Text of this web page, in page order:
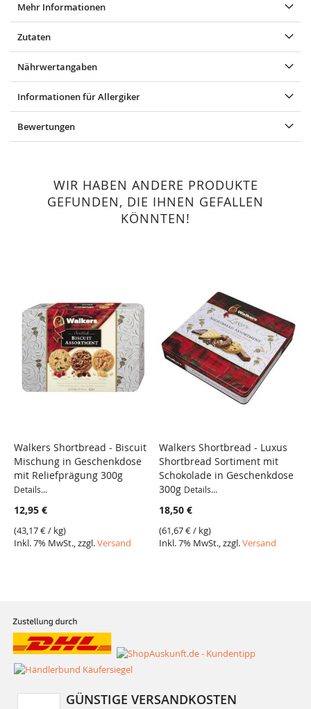
Mehr Informationen
Zutaten
Nährwertangaben
Informationen für Allergiker
Bewertungen
WIR HABEN ANDERE PRODUKTE
GEFUNDEN, DIE IHNEN GEFALLEN
KÖNNTEN!
Walkers Shortbread - Biscuit
Mischung in Geschenkdose
mit Reliefprägung 300g
Details...
12,95 €
(43,17 €/ kg)
Inkl. 7% MwSt., zzgl.Versand
Walkers Shortbread - Luxus
Shortbread Sortiment mit
Schokolade in Geschenkdose
300g Details...
18,50 €
(61,67 €/ kg)
Inkl. 7% MwSt., zzgl.Versand
GÜNSTIGE VERSANDKOSTEN